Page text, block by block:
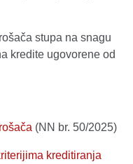
stupa na snagu
kredite ugovorene od
(NN br. 50/2025)
kreditiranja